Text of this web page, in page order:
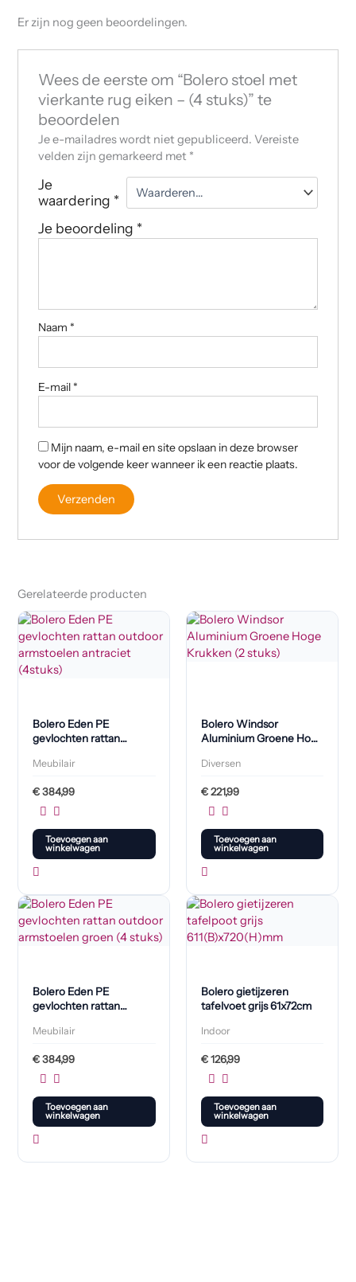
Er zijn nog geen beoordelingen.
Wees de eerste om “Bolero stoel met
vierkante rug eiken – (4 stuks)” te
beoordelen
Je e-mailadres wordt niet gepubliceerd. Vereiste
velden zijn gemarkeerd met *
Je
waardering *
Je beoordeling *
Naam *
E-mail *
Mijn naam, e-mail en site opslaan in deze browser
voor de volgende keer wanneer ik een reactie plaats.
Gerelateerde producten
Bolero Eden PE
gevlochten rattan
antraciet (4stuks)
Meubilair
€384,99
Toevoegen aan
winkelwagen
Bolero Windsor
Aluminium Groene Hoge
Diversen
€221,99
Toevoegen aan
winkelwagen
Bolero Eden PE
gevlochten rattan
groen (4 stuks)
Meubilair
€384,99
Toevoegen aan
winkelwagen
Bolero gietijzeren
tafelvoet grijs 61x72cm
Indoor
€126,99
Toevoegen aan
winkelwagen